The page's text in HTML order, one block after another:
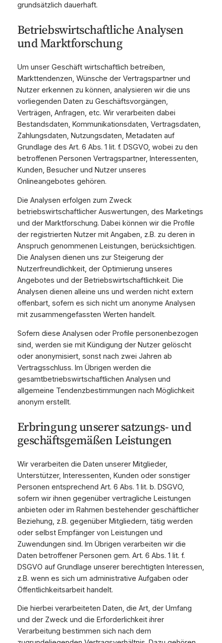
grundsätzlich dauerhaft.
Betriebswirtschaftliche Analysen
und Marktforschung
Um unser Geschäft wirtschaftlich betreiben,
Markttendenzen, Wünsche der Vertragspartner und
Nutzer erkennen zu können, analysieren wir die uns
vorliegenden Daten zu Geschäftsvorgängen,
Verträgen, Anfragen, etc. Wir verarbeiten dabei
Bestandsdaten, Kommunikationsdaten, Vertragsdaten,
Zahlungsdaten, Nutzungsdaten, Metadaten auf
Grundlage des Art. 6 Abs. 1 lit. f. DSGVO, wobei zu den
betroffenen Personen Vertragspartner, Interessenten,
Kunden, Besucher und Nutzer unseres
Onlineangebotes gehören.
Die Analysen erfolgen zum Zweck
betriebswirtschaftlicher Auswertungen, des Marketings
und der Marktforschung. Dabei können wir die Profile
der registrierten Nutzer mit Angaben, z.B. zu deren in
Anspruch genommenen Leistungen, berücksichtigen.
Die Analysen dienen uns zur Steigerung der
Nutzerfreundlichkeit, der Optimierung unseres
Angebotes und der Betriebswirtschaftlichkeit. Die
Analysen dienen alleine uns und werden nicht extern
offenbart, sofern es sich nicht um anonyme Analysen
mit zusammengefassten Werten handelt.
Sofern diese Analysen oder Profile personenbezogen
sind, werden sie mit Kündigung der Nutzer gelöscht
oder anonymisiert, sonst nach zwei Jahren ab
Vertragsschluss. Im Übrigen werden die
gesamtbetriebswirtschaftlichen Analysen und
allgemeine Tendenzbestimmungen nach Möglichkeit
anonym erstellt.
Erbringung unserer satzungs- und
geschäftsgemäßen Leistungen
Wir verarbeiten die Daten unserer Mitglieder,
Unterstützer, Interessenten, Kunden oder sonstiger
Personen entsprechend Art. 6 Abs. 1 lit. b. DSGVO,
sofern wir ihnen gegenüber vertragliche Leistungen
anbieten oder im Rahmen bestehender geschäftlicher
Beziehung, z.B. gegenüber Mitgliedern, tätig werden
oder selbst Empfänger von Leistungen und
Zuwendungen sind. Im Übrigen verarbeiten wir die
Daten betroffener Personen gem. Art. 6 Abs. 1 lit. f.
DSGVO auf Grundlage unserer berechtigten Interessen,
z.B. wenn es sich um administrative Aufgaben oder
Öffentlichkeitsarbeit handelt.
Die hierbei verarbeiteten Daten, die Art, der Umfang
und der Zweck und die Erforderlichkeit ihrer
Verarbeitung bestimmen sich nach dem